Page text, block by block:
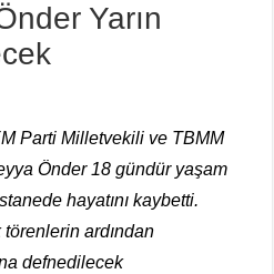
Yarın
Parti Milletvekili ve TBMM
Önder 18 gündür yaşam
hayatını kaybetti.
törenlerin ardından
defnedilecek